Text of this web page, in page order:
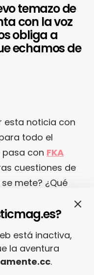
temazo de
con la voz
obliga a
echamos de
esta noticia con
todo el
pasa con FKA
cuestiones de
mete? ¿Qué
ya su segundo
esto a todos
echarla de
Pues
sacado del
está inactiva,
la aventura
.